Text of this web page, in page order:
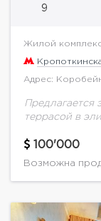
9
Жилой
Адрес:
Предлагается
террасой в
этаже
два
100'000
Возможна